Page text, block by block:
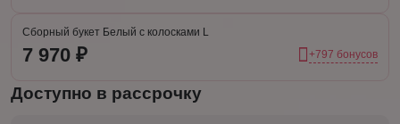
Сборный букет Белый с колосками L
7 970 ₽ +797 бонусов
Доступно в рассрочку